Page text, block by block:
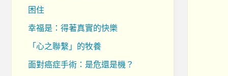
困住
幸福是：得著真實的快樂
「心之聯繫」的牧養
面對癌症手術：是危還是機？